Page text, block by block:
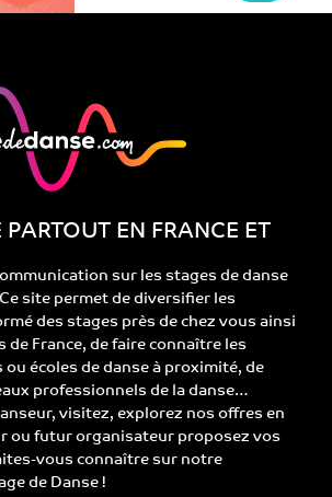
EN FRANCE ET
sur les stages de danse
site permet de diversifier les
des stages près de chez vous ainsi
de France, de faire connaître les
écoles de danse à proximité, de
professionnels de la danse…
visitez, explorez nos offres en
ou futur organisateur proposez vos
vous connaître sur notre
de Danse !